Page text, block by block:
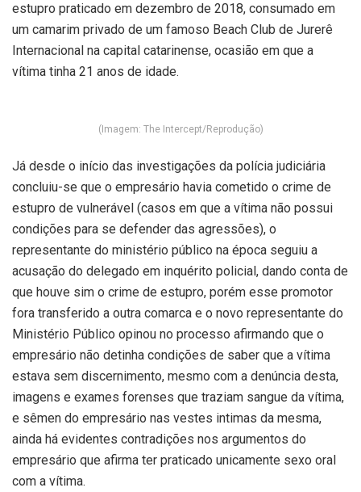
estupro praticado em dezembro de 2018, consumado em
um camarim privado de um famoso Beach Club de Jurerê
Internacional na capital catarinense, ocasião em que a
vítima tinha 21 anos de idade.
(Imagem: The Intercept/Reprodução)
Já desde o início das investigações da polícia judiciária
concluiu-se que o empresário havia cometido o crime de
estupro de vulnerável (casos em que a vítima não possui
condições para se defender das agressões), o
representante do ministério público na época seguiu a
acusação do delegado em inquérito policial, dando conta de
que houve sim o crime de estupro, porém esse promotor
fora transferido a outra comarca e o novo representante do
Ministério Público opinou no processo afirmando que o
empresário não detinha condições de saber que a vítima
estava sem discernimento, mesmo com a denúncia desta,
imagens e exames forenses que traziam sangue da vítima,
e sêmen do empresário nas vestes intimas da mesma,
ainda há evidentes contradições nos argumentos do
empresário que afirma ter praticado unicamente sexo oral
com a vítima.